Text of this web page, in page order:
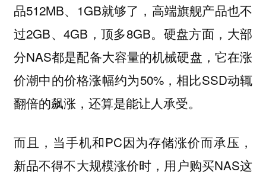
品512MB、1GB就够了，高端旗舰产品也不
过2GB、4GB，顶多8GB。硬盘方面，大部
分NAS都是配备大容量的机械硬盘，它在涨
价潮中的价格涨幅约为50%，相比SSD动辄
翻倍的飙涨，还算是能让人承受。
而且，当手机和PC因为存储涨价而承压，
新品不得不大规模涨价时，用户购买NAS这